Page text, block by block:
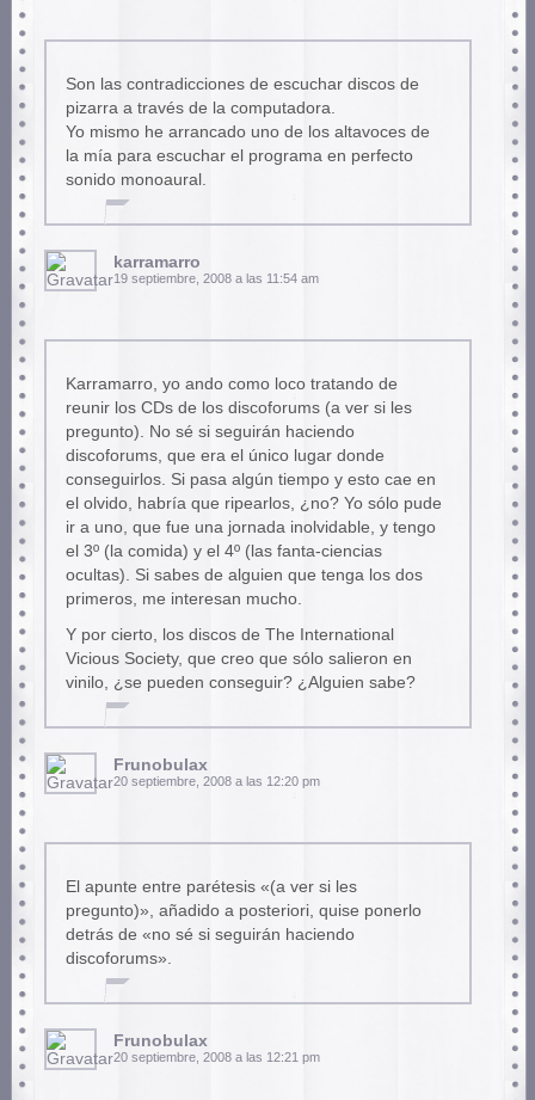
Son las contradicciones de escuchar discos de
pizarra a través de la computadora.
Yo mismo he arrancado uno de los altavoces de
la mía para escuchar el programa en perfecto
sonido monoaural.
karramarro
19 septiembre, 2008 a las 11:54 am
Karramarro, yo ando como loco tratando de
reunir los CDs de los discoforums (a ver si les
pregunto). No sé si seguirán haciendo
discoforums, que era el único lugar donde
conseguirlos. Si pasa algún tiempo y esto cae en
el olvido, habría que ripearlos, ¿no? Yo sólo pude
ir a uno, que fue una jornada inolvidable, y tengo
el 3º (la comida) y el 4º (las fanta-ciencias
ocultas). Si sabes de alguien que tenga los dos
primeros, me interesan mucho.
Y por cierto, los discos de The International
Vicious Society, que creo que sólo salieron en
vinilo, ¿se pueden conseguir? ¿Alguien sabe?
Frunobulax
20 septiembre, 2008 a las 12:20 pm
El apunte entre parétesis «(a ver si les
pregunto)», añadido a posteriori, quise ponerlo
detrás de «no sé si seguirán haciendo
discoforums».
Frunobulax
20 septiembre, 2008 a las 12:21 pm